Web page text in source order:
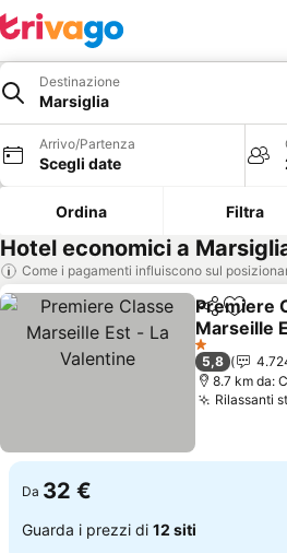
Destinazione
Marsiglia
Arrivo/Partenza
Scegli date
Ordina Filtra
Hotel economici a
Come i pagamenti influiscono sul
Condividi
Premiere
Marseille
Valentine
Scopri i
1 Stelle
5,8
8.7 km da:
Rilassanti
Da 32 €
Guarda i prezzi di 12 siti